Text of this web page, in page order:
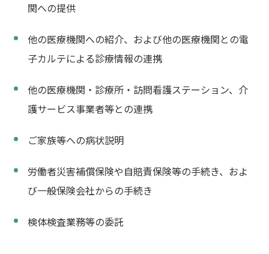
関への提供
他の医療機関への紹介、および他の医療機関との電
子カルテによる診療情報の連携
他の医療機関・診療所・訪問看護ステーション、介
護サービス事業者等との連携
ご家族等への病状説明
労働者災害補償保険や自賠責保険等の手続き、およ
び一般保険会社からの手続き
検体検査業務等の委託